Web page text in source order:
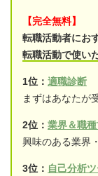
【完全無料】
転職活動者にお
転職活動で使い
1位： 適職診断
まずはあなたが
2位： 業界＆職
興味のある業界
3位： 自己分析